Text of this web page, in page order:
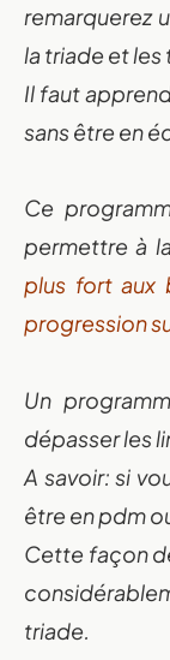
remarquerez
la triade et les
Il faut
sans être en
Ce
permettre à
plus fort aux
progression
Un
dépasser les
A savoir: si
être en pdm
Cette façon
triade.